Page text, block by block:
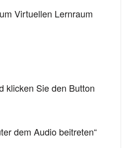
Virtuellen Lernraum
klicken Sie den Button
dem Audio beitreten“